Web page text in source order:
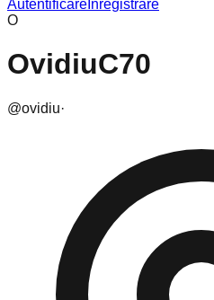
Autentificare Înregistrare
O
OvidiuC70
@ovidiu·